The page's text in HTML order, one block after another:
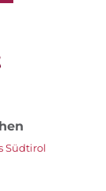
Südtirol